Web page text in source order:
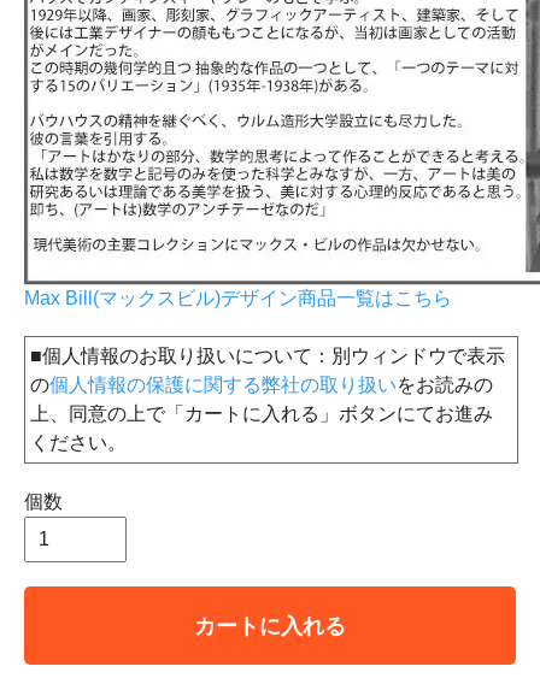
Max Bill(マックスビル)デザイン商品一覧はこちら
■個人情報のお取り扱いについて：別ウィンドウで表示
の個人情報の保護に関する弊社の取り扱いをお読みの
上、同意の上で「カートに入れる」ボタンにてお進み
ください。
個数
カートに入れる